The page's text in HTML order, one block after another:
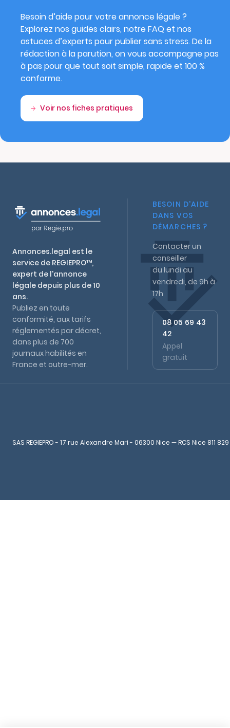
Besoin d’aide pour votre annonce légale ?
Explorez nos guides clairs, notre FAQ et nos
astuces d’experts pour publier sans stress. De la
rédaction à la parution, on vous accompagne pas
à pas pour que tout soit simple, rapide et 100 %
conforme.
Voir nos fiches pratiques
Annonces.legal est le
service de REGIEPRO™,
expert de l'annonce
légale depuis plus de 10
ans.
Publiez en toute
conformité, aux tarifs
réglementés par décret,
dans plus de 700
journaux habilités en
France et outre-mer.
BESOIN D'AIDE
DANS VOS
DÉMARCHES ?
Contacter un
conseiller
du lundi au
vendredi, de 9h à
17h
08 05 69 43
42
Appel
gratuit
SAS REGIEPRO - 17 rue Alexandre Mari - 06300 Nice — RCS Nice 811